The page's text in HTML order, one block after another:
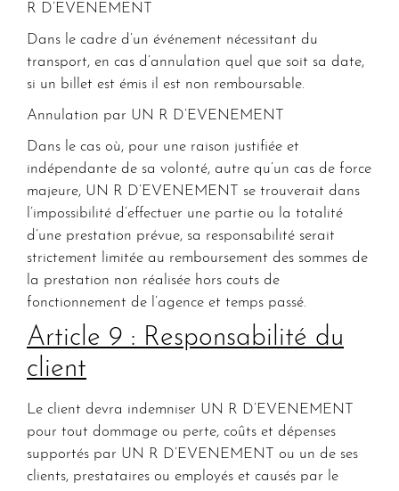
R D’EVENEMENT
Dans le cadre d’un événement nécessitant du
transport, en cas d’annulation quel que soit sa date,
si un billet est émis il est non remboursable.
Annulation par UN R D’EVENEMENT
Dans le cas où, pour une raison justifiée et
indépendante de sa volonté, autre qu’un cas de force
majeure, UN R D’EVENEMENT se trouverait dans
l’impossibilité d’effectuer une partie ou la totalité
d’une prestation prévue, sa responsabilité serait
strictement limitée au remboursement des sommes de
la prestation non réalisée hors couts de
fonctionnement de l’agence et temps passé.
Article 9 : Responsabilité du
client
Le client devra indemniser UN R D’EVENEMENT
pour tout dommage ou perte, coûts et dépenses
supportés par UN R D’EVENEMENT ou un de ses
clients, prestataires ou employés et causés par le